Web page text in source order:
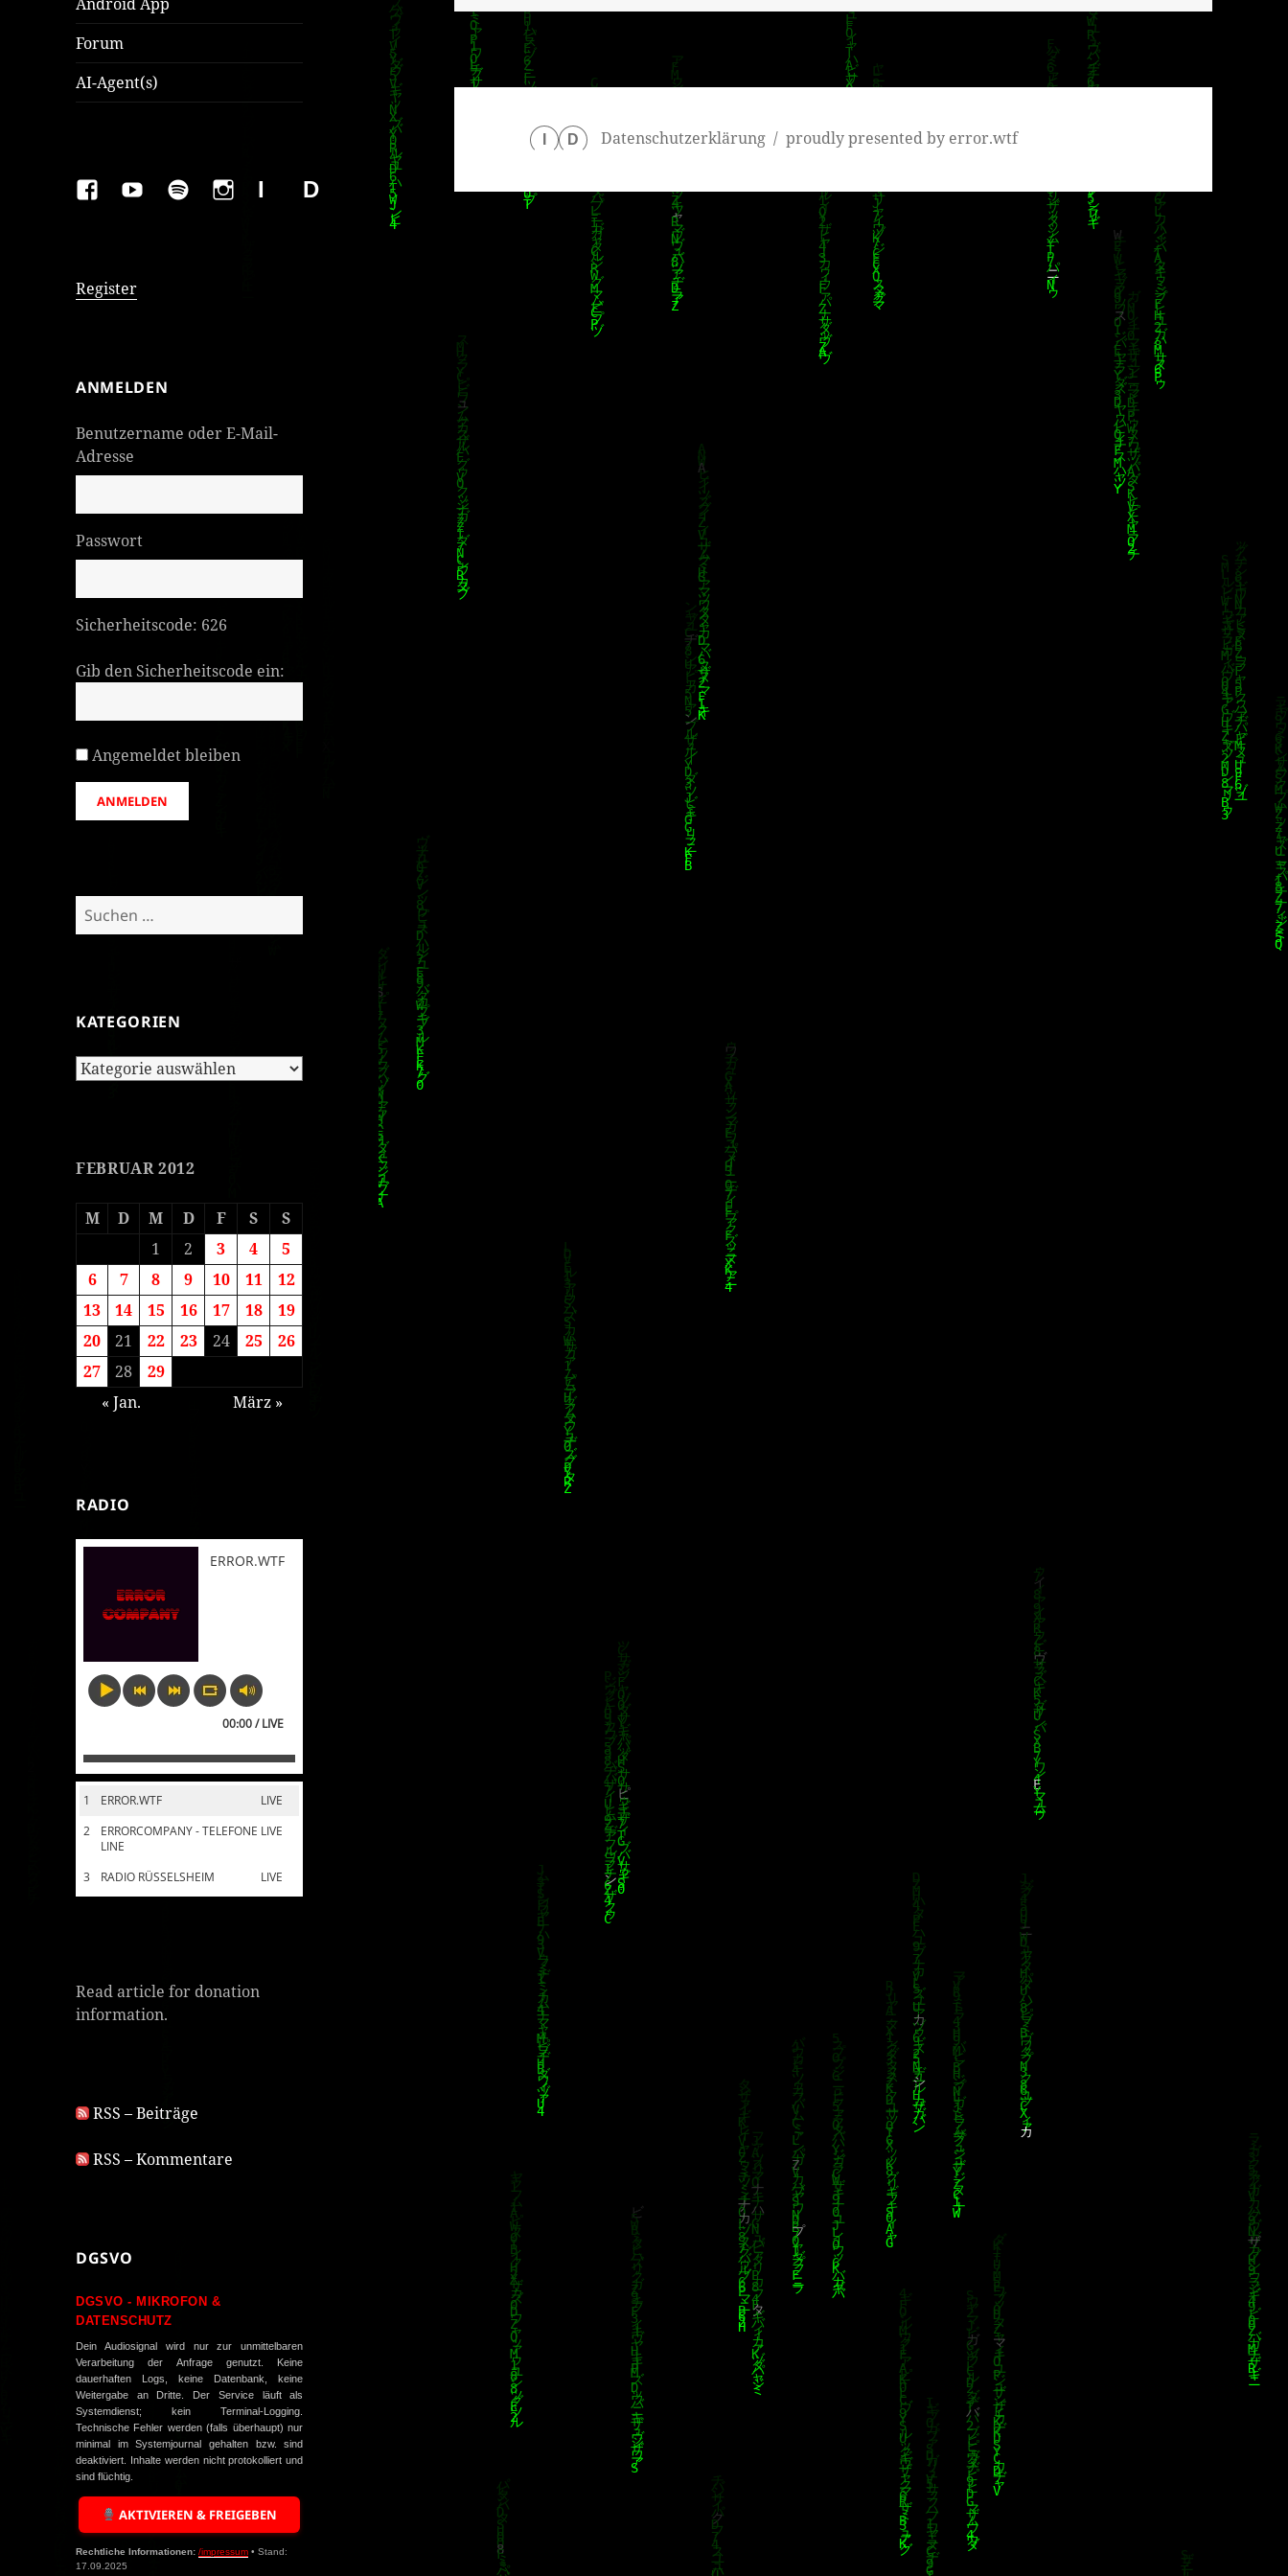
Forum
AI-Agent(s)
FAKEBOOK
YOUTUBESPOTIFYINSTAGRAM
IMPRESSUMDatenschutzerklärung
Register
ANMELDEN
Benutzername oder E-Mail-
Adresse
Passwort
Sicherheitscode: 626
Gib den Sicherheitscode ein:
Angemeldet bleiben
ANMELDEN
Suchen
nach:
KATEGORIEN
Kategorien
FEBRUAR 2012
M D M D F S
S
1
2 3 4
5
6
7 8 9 10 11
12
13
14 15 16 17 18
19
20
21 22 23 24 25
26
27
28
29
« Jan.
März »
RADIO
ERROR.WTF
00:00 / LIVE
1 LIVE
ERROR.WTF
2
LIVE
ERRORCOMPANY - TELEFONE
LINE
3
LIVE
RADIO RÜSSELSHEIM
Read article for donation
information.
RSS – Beiträge
RSS – Kommentare
DGSVO
DGSVO - MIKROFON &
DATENSCHUTZ
Dein Audiosignal wird nur zur unmittelbaren
Verarbeitung der Anfrage genutzt. Keine
dauerhaften Logs, keine Datenbank, keine
Weitergabe an Dritte. Der Service läuft als
Systemdienst; kein Terminal-Logging.
Technische Fehler werden (falls überhaupt) nur
minimal im Systemjournal gehalten bzw. sind
deaktiviert. Inhalte werden nicht protokolliert und
sind flüchtig.
AKTIVIEREN & FREIGEBEN
Rechtliche Informationen: /impressum • Stand:
17.09.2025
D Datenschutzerklärung proudly presented by error.wtf